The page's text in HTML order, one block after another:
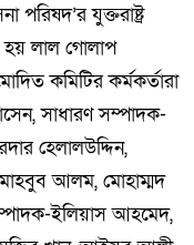
পরিষদ’র যুক্তরাষ্ট্র
হয় লাল গোলাপ
কমিটির কর্মকর্তারা
সাধারণ সম্পাদক-
হেলালউদ্দিন,
আলম, মোহাম্মদ
ইলিয়াস আহমেদ,